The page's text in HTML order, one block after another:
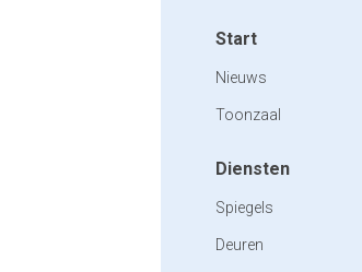
Start
Nieuws
Toonzaal
Diensten
Spiegels
Deuren